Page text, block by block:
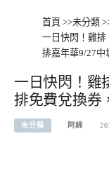
首頁 >>未分類
一日快閃！雞
排嘉年華9/27中
一日快閃！雞
排免費兌換券
未分類 阿綿